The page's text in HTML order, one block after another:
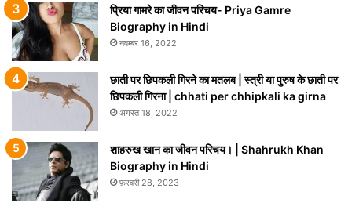
प्रिया गामरे का जीवन परिचय- Priya Gamre
Biography in Hindi
नवम्बर 16, 2022
छाती पर छिपकली गिरने का मतलब | स्त्री या पुरुष के छाती पर
छिपकली गिरना | chhati per chhipkali ka girna
अगस्त 18, 2022
शाहरुख खान का जीवन परिचय। | Shahrukh Khan
Biography in Hindi
फ़रवरी 28, 2023